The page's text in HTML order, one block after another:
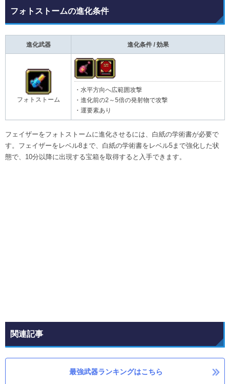
フォトストームの進化条件
進化武器 進化条件 / 効果
フォトストーム
・水平方向へ広範囲攻撃
・進化前の2～5倍の発射物で攻撃
・運要素あり
フェイザーをフォトストームに進化させるには、白紙の学術書が必要で
す。フェイザーをレベル8まで、白紙の学術書をレベル5まで強化した状
態で、10分以降に出現する宝箱を取得すると入手できます。
関連記事
最強武器ランキングはこちら